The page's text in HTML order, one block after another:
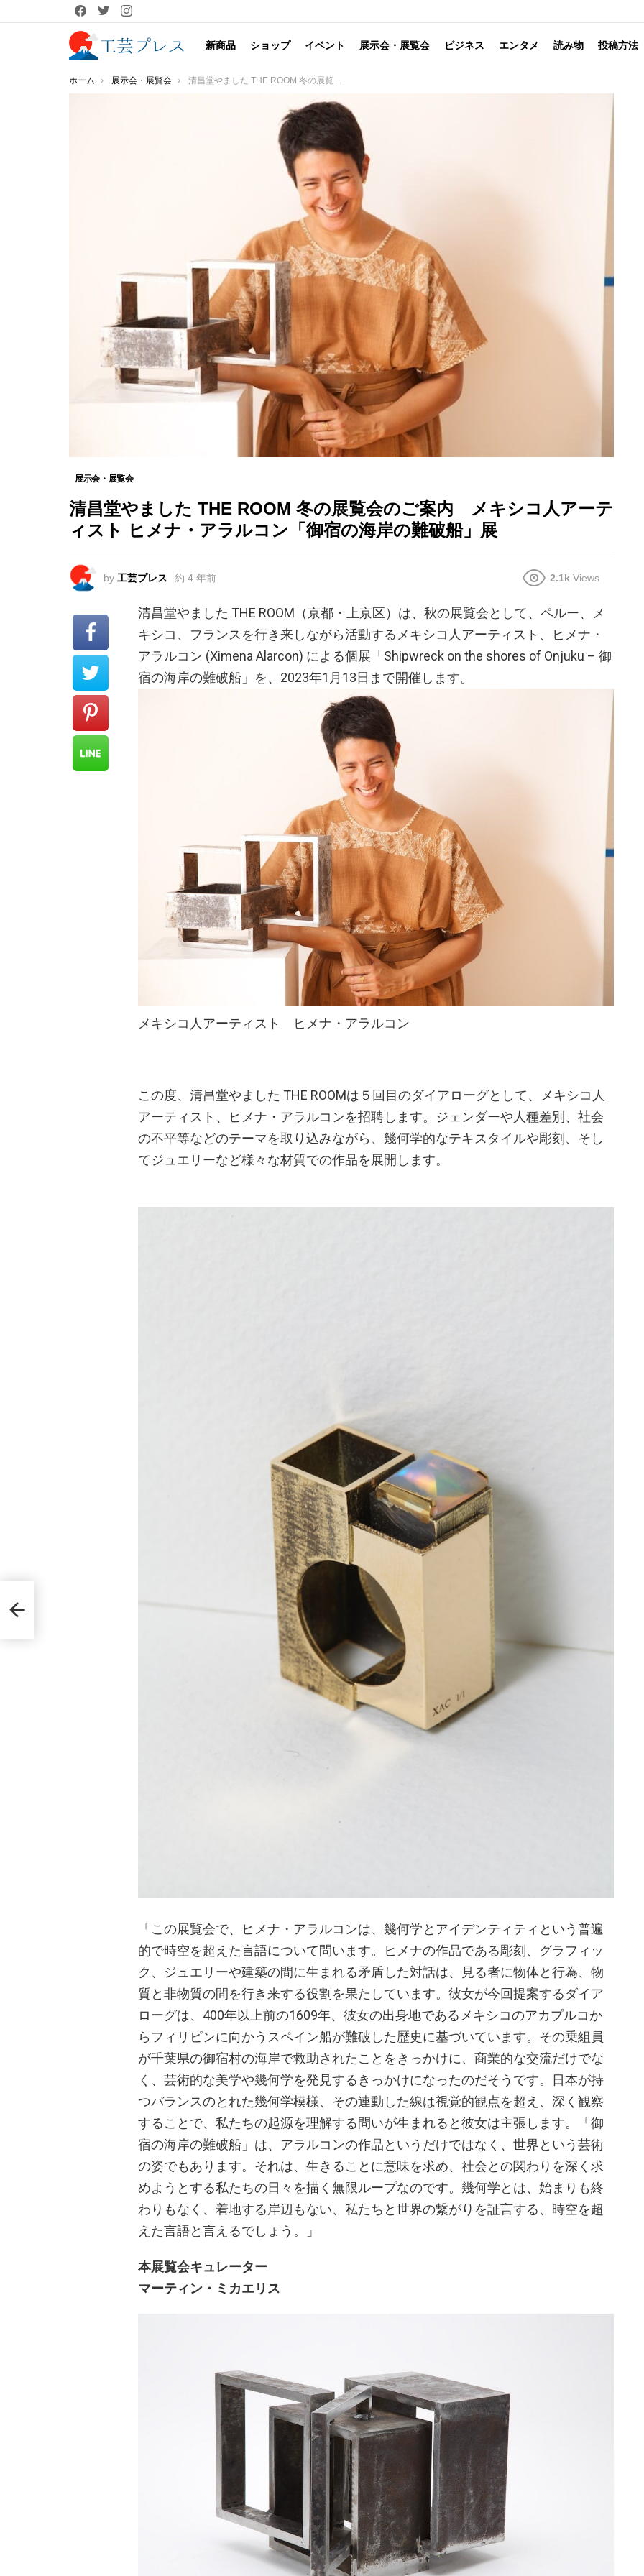
facebooktwitterinstagram
新商品 ショップ イベント 展示会・展覧会 ビジネス エンタメ 読み物 投稿方法
You are here:
ホーム 展示会・展覧会 清昌堂やました THE ROOM 冬の展覧会のご案内 メキシコ人アーティスト ヒメナ・アラルコン「御宿の海岸の難破船」展
展示会・展覧会
清昌堂やました THE ROOM 冬の展覧会のご案内 メキシコ人アーテ
ィスト ヒメナ・アラルコン「御宿の海岸の難破船」展
by 工芸プレス 約 4 年前 2.1k Views
清昌堂やました THE ROOM（京都・上京区）は、秋の展覧会として、ペルー、メ
キシコ、フランスを行き来しながら活動するメキシコ人アーティスト、ヒメナ・
アラルコン (Ximena Alarcon) による個展「Shipwreck on the shores of Onjuku – 御
宿の海岸の難破船」を、2023年1月13日まで開催します。
メキシコ人アーティスト ヒメナ・アラルコン
この度、清昌堂やました THE ROOMは５回目のダイアローグとして、メキシコ人
アーティスト、ヒメナ・アラルコンを招聘します。ジェンダーや人種差別、社会
の不平等などのテーマを取り込みながら、幾何学的なテキスタイルや彫刻、そし
てジュエリーなど様々な材質での作品を展開します。
「この展覧会で、ヒメナ・アラルコンは、幾何学とアイデンティティという普遍
的で時空を超えた言語について問います。ヒメナの作品である彫刻、グラフィッ
ク、ジュエリーや建築の間に生まれる矛盾した対話は、見る者に物体と行為、物
質と非物質の間を行き来する役割を果たしています。彼女が今回提案するダイア
ローグは、400年以上前の1609年、彼女の出身地であるメキシコのアカプルコか
らフィリピンに向かうスペイン船が難破した歴史に基づいています。その乗組員
が千葉県の御宿村の海岸で救助されたことをきっかけに、商業的な交流だけでな
く、芸術的な美学や幾何学を発見するきっかけになったのだそうです。日本が持
つバランスのとれた幾何学模様、その連動した線は視覚的観点を超え、深く観察
することで、私たちの起源を理解する問いが生まれると彼女は主張します。「御
宿の海岸の難破船」は、アラルコンの作品というだけではなく、世界という芸術
の姿でもあります。それは、生きることに意味を求め、社会との関わりを深く求
めようとする私たちの日々を描く無限ループなのです。幾何学とは、始まりも終
わりもなく、着地する岸辺もない、私たちと世界の繋がりを証言する、時空を超
えた言語と言えるでしょう。」
本展覧会キュレーター
マーティン・ミカエリス
シ